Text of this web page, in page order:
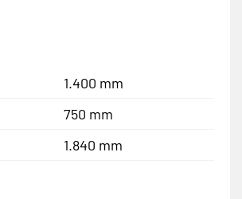
1.400 mm
750 mm
1.840 mm